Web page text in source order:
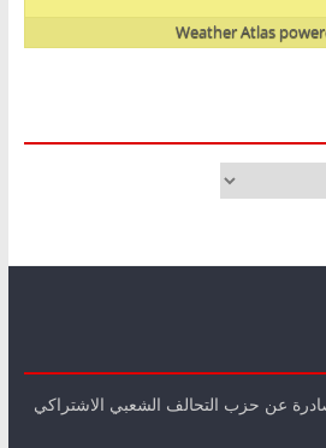
Weather Atlas
عن حزب التحالف الشعبي الاشتراكي